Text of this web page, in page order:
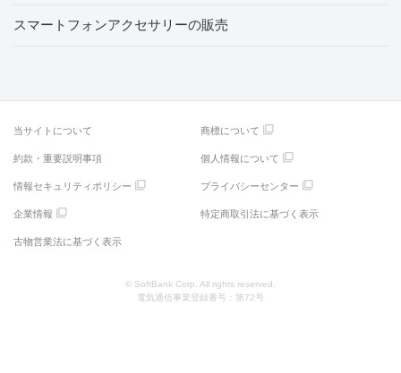
スマートフォンアクセサリーの販売
当サイトについて 商標について
約款・重要説明事項 個人情報について
情報セキュリティポリシー プライバシーセンター
企業情報 特定商取引法に基づく表示
古物営業法に基づく表示
© SoftBank Corp. All rights reserved.
電気通信事業登録番号：第72号